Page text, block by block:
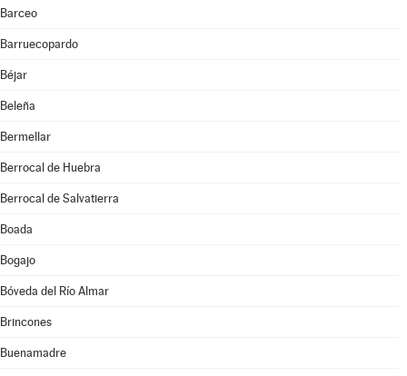
Barceo
Barruecopardo
Béjar
Beleña
Bermellar
Berrocal de Huebra
Berrocal de Salvatierra
Boada
Bogajo
Bóveda del Río Almar
Brincones
Buenamadre